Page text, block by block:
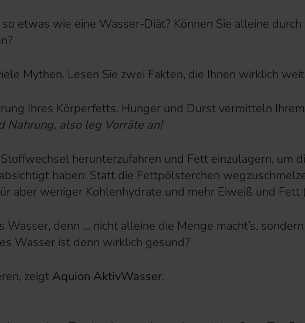
etwas wie eine Wasser-Diät? Können Sie alleine
Mythen. Lesen Sie zwei Fakten, die Ihnen wirklich
Ihres Körperfetts. Hunger und Durst vermitteln
Nahrung, also leg Vorräte an!
herunterzufahren und Fett einzulagern, um
haben: Statt die Fettpölsterchen
aber weniger Kohlenhydrate und mehr Eiweiß und
denn … nicht alleine die Menge macht’s,
Wasser ist denn wirklich gesund?
zeigtAquion AktivWasser.